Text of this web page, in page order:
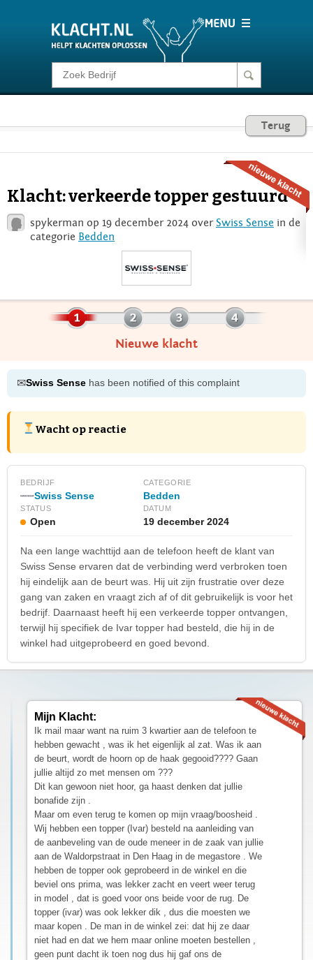
Klacht melden
Consumentenrecht Terug
Klacht: verkeerde topper gestuurd
spykerman op 19 december 2024 over Swiss Sense in de
categorie Bedden
Nieuwe klacht
✉Swiss Sense has been notified of this complaint
Wacht op reactie
BEDRIJF
Swiss Sense
CATEGORIE
Bedden
STATUS
Open
DATUM
19 december 2024
Na een lange wachttijd aan de telefoon heeft de klant van
Swiss Sense ervaren dat de verbinding werd verbroken toen
hij eindelijk aan de beurt was. Hij uit zijn frustratie over deze
gang van zaken en vraagt zich af of dit gebruikelijk is voor het
bedrijf. Daarnaast heeft hij een verkeerde topper ontvangen,
terwijl hij specifiek de Ivar topper had besteld, die hij in de
winkel had uitgeprobeerd en goed bevond.
Mijn Klacht:
Ik mail maar want na ruim 3 kwartier aan de telefoon te
hebben gewacht , was ik het eigenlijk al zat. Was ik aan
de beurt, wordt de hoorn op de haak gegooid???? Gaan
jullie altijd zo met mensen om ???
Dit kan gewoon niet hoor, ga haast denken dat jullie
bonafide zijn .
Maar om even terug te komen op mijn vraag/boosheid .
Wij hebben een topper (Ivar) besteld na aanleiding van
de aanbeveling van de oude meneer in de zaak van jullie
aan de Waldorpstraat in Den Haag in de megastore . We
hebben de topper ook geprobeerd in de winkel en die
beviel ons prima, was lekker zacht en veert weer terug
in model , dat is goed voor ons beide voor de rug. De
topper (ivar) was ook lekker dik , dus die moesten we
maar kopen . De man in de winkel zei: dat hij ze daar
niet had en dat we hem maar online moeten bestellen ,
geen punt dacht ik toen nog dus hij gaf ons de